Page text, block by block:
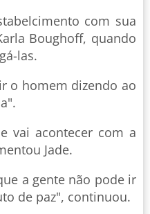
com sua
Boughoff, quando
las.
o homem dizendo ao
vai acontecer com a
Jade.
a gente não pode ir
de paz", continuou.